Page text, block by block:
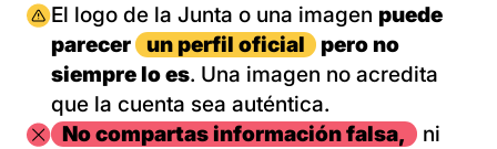
Imagen
El logo de la Junta o una imagen puede
parecer
un perfil oficial
pero no
siempre lo es. Una imagen no acredita
que la cuenta sea auténtica.
ImagenNo compartas información falsa,
ni